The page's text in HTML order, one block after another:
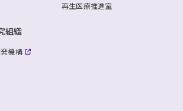
再生医療推進室
組織
機構